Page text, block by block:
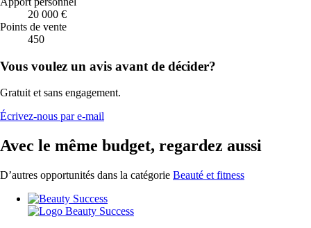
20 000 €
Points de vente
450
Vous voulez un avis avant de décider?
Gratuit et sans engagement.
Écrivez-nous par e-mail
Avec le même budget, regardez aussi
D’autres opportunités dans la catégorie Beauté et fitness